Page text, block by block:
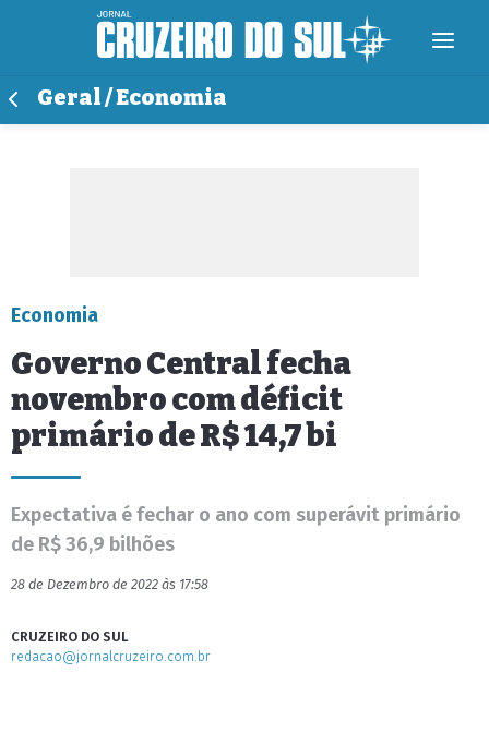
Geral / Economia
Economia
Governo Central fecha
novembro com déficit
primário de R$ 14,7 bi
Expectativa é fechar o ano com superávit primário
de R$ 36,9 bilhões
28 de Dezembro de 2022 às 17:58
CRUZEIRO DO SUL
redacao@jornalcruzeiro.com.br